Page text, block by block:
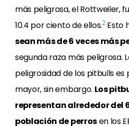
más peligrosa, el Rottweiler,
10.4 por ciento de ellos.2Esto
sean más de 6 veces más
segunda raza más peligrosa.
peligrosidad de los pitbulls
mayor, sin embargo. Los
representan alrededor del
población de perrosen los